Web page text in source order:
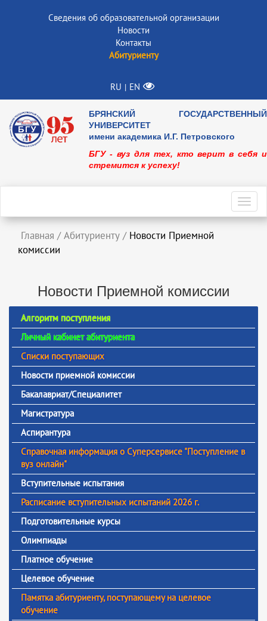
Сведения об образовательной организации
Новости
Контакты
Абитуриенту
RU | EN
БРЯНСКИЙ ГОСУДАРСТВЕННЫЙ
УНИВЕРСИТЕТ
имени академика И.Г. Петровского
БГУ - вуз для тех, кто верит в себя и
стремится к успеху!
Главная / Абитуриенту / Новости Приемной
комиссии
Новости Приемной комиссии
Алгоритм поступления
Личный кабинет абитуриента
Списки поступающих
Новости приемной комиссии
Бакалавриат/Специалитет
Магистратура
Аспирантура
Справочная информация о Суперсервисе "Поступление в
вуз онлайн"
Вступительные испытания
Расписание вступительных испытаний 2026 г.
Подготовительные курсы
Олимпиады
Платное обучение
Целевое обучение
Памятка абитуриенту, поступающему на целевое
обучение